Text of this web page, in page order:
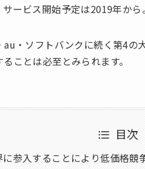
ービス開始予定は2019年から。
・ソフトバンクに続く第4の
ことは必至とみられます。
目次
参入することにより低価格競